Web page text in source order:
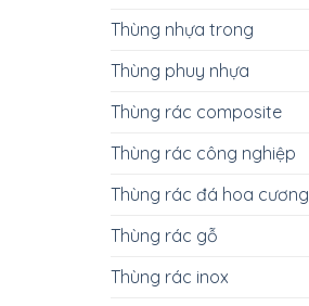
Thùng nhựa trong
Thùng phuy nhựa
Thùng rác composite
Thùng rác công nghiệp
Thùng rác đá hoa cương
Thùng rác gỗ
Thùng rác inox